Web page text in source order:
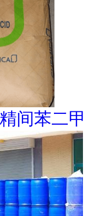
间苯二